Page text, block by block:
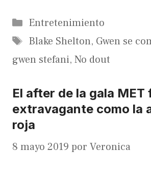
Categorías
Entretenimiento
Etiquetas
Blake Shelton, Gwen se
gwen stefani, No dout
El after de la gala MET
extravagante como la
roja
8 mayo 2019 por Veronica